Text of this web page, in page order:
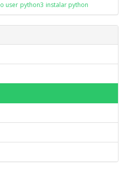
user python3 instalar python